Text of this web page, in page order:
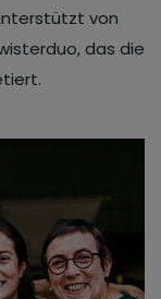
von
das die